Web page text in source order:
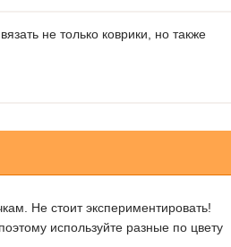
не только коврики, но также
Не стоит экспериментировать!
используйте разные по цвету